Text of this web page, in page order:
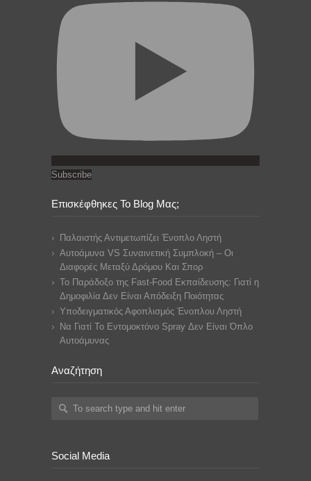
Subscribe
Επισκέφθηκες Το Blog Μας;
Παλαιστής Αντιμετωπίζει Ένοπλο Ληστή
Αυτοάμυνα VS Συναινετική Συμπλοκή – Οι
Διαφορές Μεταξύ Δρόμου Και Σπορ
Το Παράδοξο της Fast-Food Εκπαίδευσης: Γιατί η
Δημοφιλία Δεν Είναι Απόδειξη Ποιότητας
Υποδειγματικός Αφοπλισμός Ένοπλου Ληστή
Να Γιατί Το Εντομοκτόνο Spray Δεν Είναι Όπλο
Αυτοάμυνας
Αναζήτηση
Social Media